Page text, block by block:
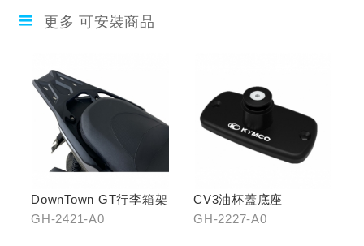
更多 可安裝商品
DownTown GT行李箱架
GH-2421-A0
CV3油杯蓋底座
GH-2227-A0